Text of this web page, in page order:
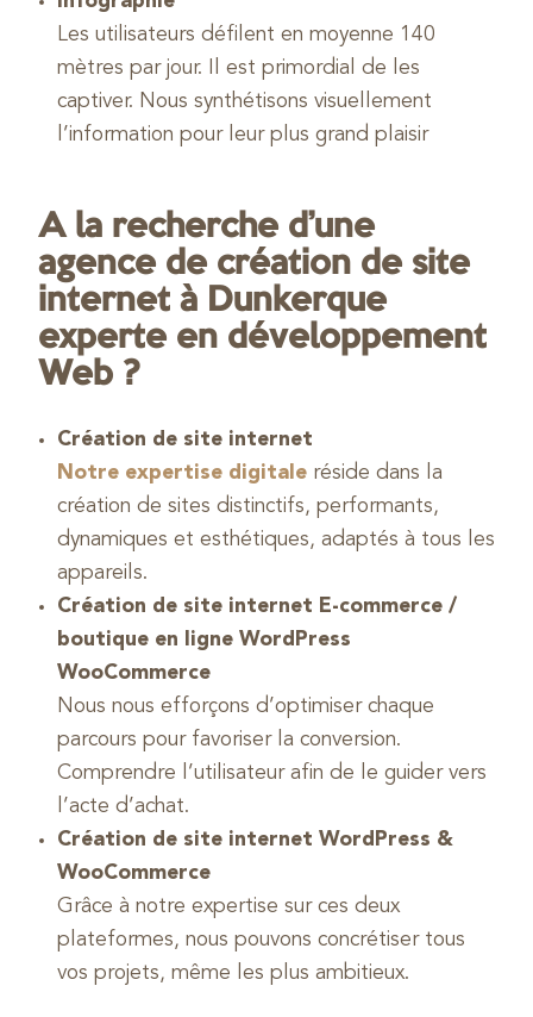
Les utilisateurs défilent en moyenne 140
mètres par jour. Il est primordial de les
captiver. Nous synthétisons visuellement
l’information pour leur plus grand plaisir
A la recherche d’une
agence de création de site
internet à Dunkerque
experte en développement
Web ?
Création de site internet
Notre expertise digitale réside dans la
création de sites distinctifs, performants,
dynamiques et esthétiques, adaptés à tous les
appareils.
Création de site internet E-commerce /
boutique en ligne WordPress
WooCommerce
Nous nous efforçons d’optimiser chaque
parcours pour favoriser la conversion.
Comprendre l’utilisateur afin de le guider vers
l’acte d’achat.
Création de site internet WordPress &
WooCommerce
Grâce à notre expertise sur ces deux
plateformes, nous pouvons concrétiser tous
vos projets, même les plus ambitieux.